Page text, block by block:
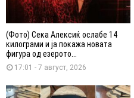
(Фото) Сека Алексиќ ослабе 14
килограми и ја покажа новата
фигура од езерото...
17:01 - 7 август, 2026